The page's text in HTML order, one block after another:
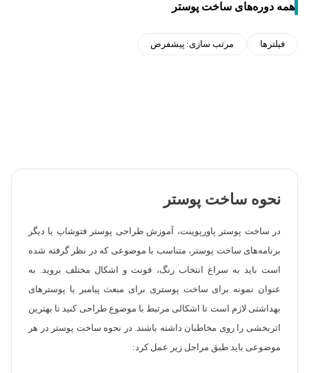
همه دوره‌های ساخت پوستر
فیلترها مرتب سازی: پیشفرض
نحوه ساخت پوستر
در ساخت پوستر پاورپوینت، آموزش طراحی پوستر فتوشاپ یا دیگر
برنامه‌های ساخت پوستر، متناسب با موضوعی که در نظر گرفته شده
است باید به سراغ انتخاب رنگ، فونت و اشکال مختلف بروید. به
عنوان نمونه برای ساخت پوستری برای مبعث پیامبر یا پوسترهای
بهداشتی لازم است تا اشکالی مرتبط با موضوع طراحی کنید تا بهترین
اثربخشی را روی مخاطبان داشته باشند. در نحوه ساخت پوستر در هر
موضوعی باید طبق مراحل زیر عمل کرد: